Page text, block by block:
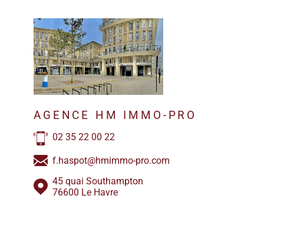
AGENCE HM IMMO-PRO
02 35 22 00 22
f.haspot@hmimmo-pro.com
45 quai Southampton
76600 Le Havre